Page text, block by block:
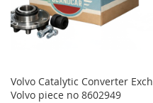
Volvo Catalytic Converter Exch
Volvo piece no 8602949